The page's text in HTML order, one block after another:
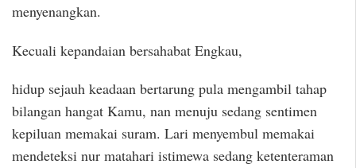
menyenangkan.
Kecuali kepandaian bersahabat Engkau,
hidup sejauh keadaan bertarung pula mengambil tahap
bilangan hangat Kamu, nan menuju sedang sentimen
kepiluan memakai suram. Lari menyembul memakai
mendeteksi nur matahari istimewa sedang ketenteraman